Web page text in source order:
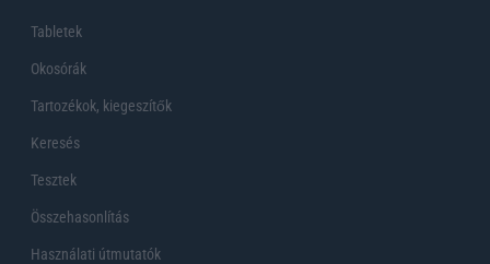
Tabletek
Okosórák
Tartozékok, kiegeszítők
Keresés
Tesztek
Összehasonlítás
Használati útmutatók